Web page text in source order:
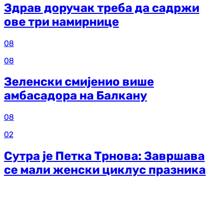
Здрав доручак треба да садржи
ове три намирнице
08
08
Зеленски смијенио више
амбасадора на Балкану
08
02
Сутра је Петка Трнова: Завршава
се мали женски циклус празника